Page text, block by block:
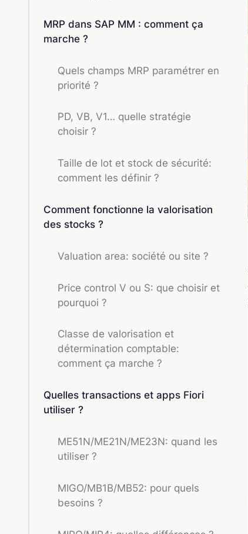
MRP dans SAP MM : comment ça
marche ?
Quels champs MRP paramétrer en
priorité ?
PD, VB, V1… quelle stratégie
choisir ?
Taille de lot et stock de sécurité:
comment les définir ?
Comment fonctionne la valorisation
des stocks ?
Valuation area: société ou site ?
Price control V ou S: que choisir et
pourquoi ?
Classe de valorisation et
détermination comptable:
comment ça marche ?
Quelles transactions et apps Fiori
utiliser ?
ME51N/ME21N/ME23N: quand les
utiliser ?
MIGO/MB1B/MB52: pour quels
besoins ?